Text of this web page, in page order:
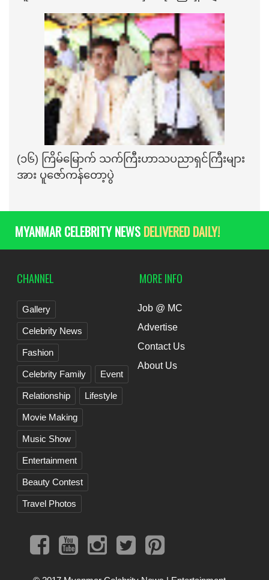
(၁၆) ကြိမ်မြောက် သက်ကြီးဟာသပညာရှင်ကြီးများ
အား ပူဇော်ကန်တော့ပွဲ
MYANMAR CELEBRITY NEWS DELIVERED DAILY!
CHANNEL
Gallery
Celebrity News
Fashion
Celebrity Family Event
Relationship Lifestyle
Movie Making
Music Show
Entertainment
Beauty Contest
Travel Photos
MORE INFO
Job @ MC
Advertise
Contact Us
About Us